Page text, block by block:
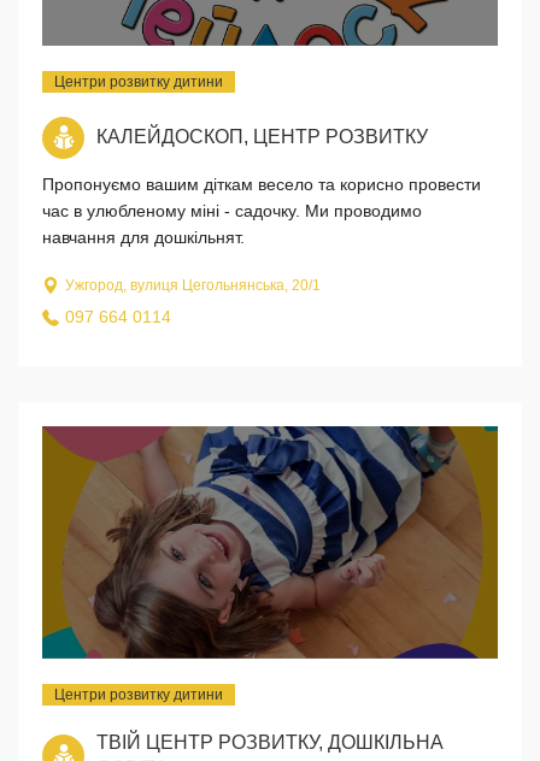
Центри розвитку дитини
КАЛЕЙДОСКОП, ЦЕНТР РОЗВИТКУ
Пропонуємо вашим діткам весело та корисно провести
час в улюбленому міні - садочку. Ми проводимо
навчання для дошкільнят.
Ужгород, вулиця Цегольнянська, 20/1
097 664 0114
Центри розвитку дитини
ТВІЙ ЦЕНТР РОЗВИТКУ, ДОШКІЛЬНА